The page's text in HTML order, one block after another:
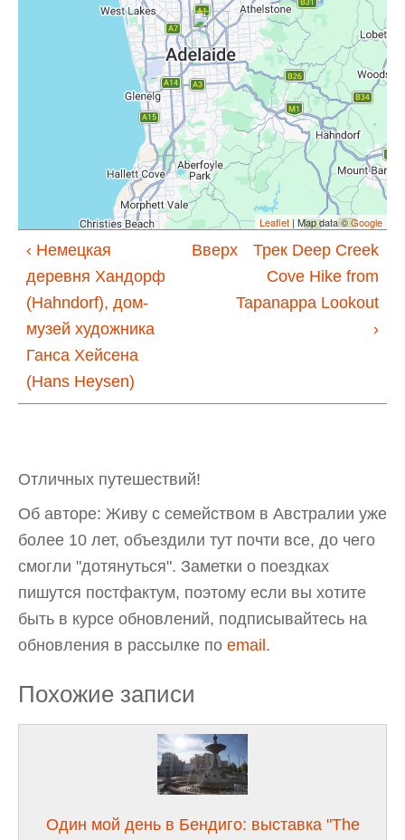
Leaflet | Map data ©Google
‹ Немецкая
деревня Хандорф
(Hahndorf), дом-
музей художника
Ганса Хейсена
(Hans Heysen)
Вверх
Трек Deep Creek
Cove Hike from
Tapanappa Lookout
›
Отличных путешествий!
Об авторе: Живу с семейством в Австралии уже
более 10 лет, объездили тут почти все, до чего
смогли "дотянуться". Заметки о поездках
пишутся постфактум, поэтому если вы хотите
быть в курсе обновлений, подписывайтесь на
обновления в рассылке по email.
Похожие записи
Один мой день в Бендиго: выставка "The